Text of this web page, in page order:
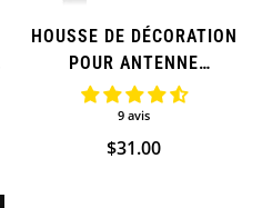
HOUSSE DE DÉCORATION
POUR ANTENNE
D'ANTENNE DE VOITURE
FM POUR MINI COOPER
(SUPPLÉMENTAIRE)
9 avis
Prix
$31.00